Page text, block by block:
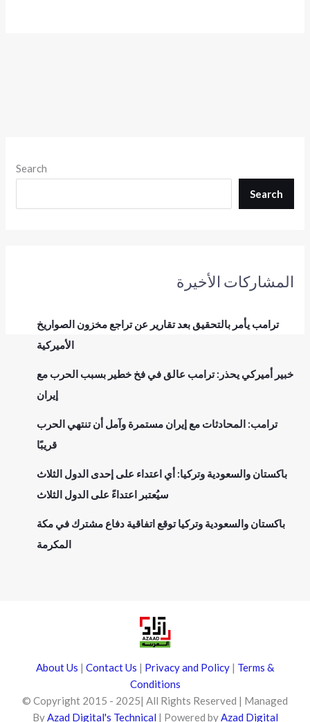
Search
Search
المشاركات الأخيرة
ترامب يأمر بالتحقيق بعد تقارير عن تراجع مخزون الصواريخ
الأميركية
خبير أميركي يحذر: ترامب عالق في فخ خطير بسبب الحرب مع
إيران
ترامب: المحادثات مع إيران مستمرة وآمل أن تنتهي الحرب
قريبًا
باكستان والسعودية وتركيا: أي اعتداء على إحدى الدول الثلاث
سيُعتبر اعتداءً على الدول الثلاث
باكستان والسعودية وتركيا توقع اتفاقية دفاع مشترك في مكة
المكرمة
About Us | Contact Us | Privacy and Policy | Terms &
Conditions
© Copyright 2015 - 2025| All Rights Reserved | Managed
ByAzad Digital's Technical | Powered byAzad Digital